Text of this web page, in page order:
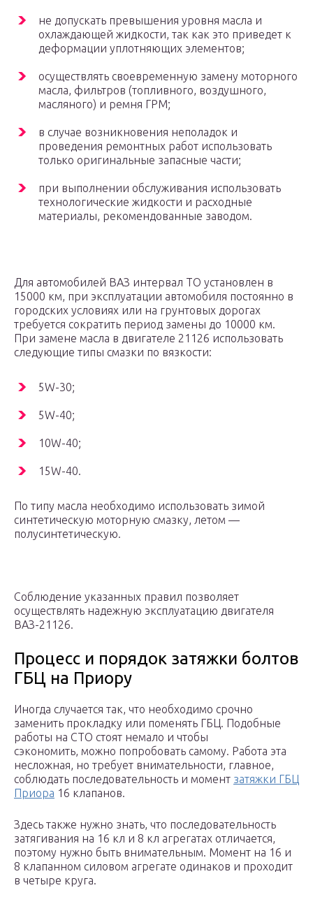
не допускать превышения уровня масла и
охлаждающей жидкости, так как это приведет к
деформации уплотняющих элементов;
осуществлять своевременную замену моторного
масла, фильтров (топливного, воздушного,
масляного) и ремня ГРМ;
в случае возникновения неполадок и
проведения ремонтных работ использовать
только оригинальные запасные части;
при выполнении обслуживания использовать
технологические жидкости и расходные
материалы, рекомендованные заводом.
Для автомобилей ВАЗ интервал ТО установлен в
15000 км, при эксплуатации автомобиля постоянно в
городских условиях или на грунтовых дорогах
требуется сократить период замены до 10000 км.
При замене масла в двигателе 21126 использовать
следующие типы смазки по вязкости:
5W-30;
5W-40;
10W-40;
15W-40.
По типу масла необходимо использовать зимой
синтетическую моторную смазку, летом —
полусинтетическую.
Соблюдение указанных правил позволяет
осуществлять надежную эксплуатацию двигателя
ВАЗ-21126.
Процесс и порядок затяжки болтов
ГБЦ на Приору
Иногда случается так, что необходимо срочно
заменить прокладку или поменять ГБЦ. Подобные
работы на СТО стоят немало и чтобы
сэкономить, можно попробовать самому. Работа эта
несложная, но требует внимательности, главное,
соблюдать последовательность и момент затяжки ГБЦ
Приора 16 клапанов.
Здесь также нужно знать, что последовательность
затягивания на 16 кл и 8 кл агрегатах отличается,
поэтому нужно быть внимательным. Момент на 16 и
8 клапанном силовом агрегате одинаков и проходит
в четыре круга.